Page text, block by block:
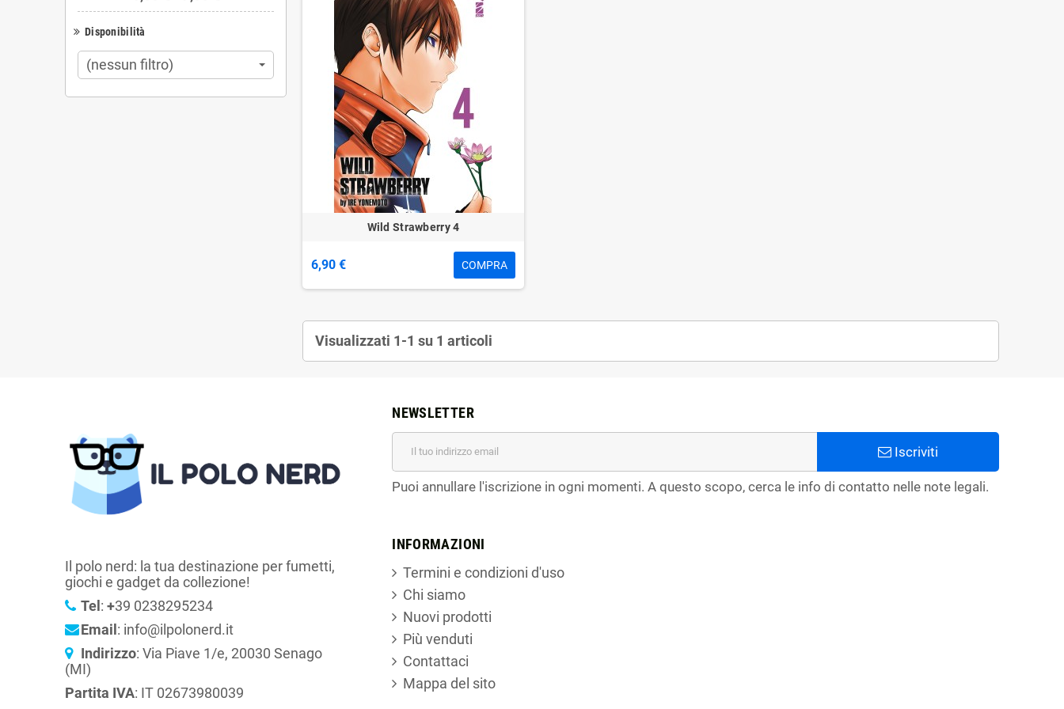
Disponibilità
(nessun filtro)
Wild Strawberry 4
6,90 € COMPRA
Visualizzati 1-1 su 1 articoli
Il polo nerd: la tua destinazione per fumetti,
giochi e gadget da collezione!
Tel: +39 0238295234
Email: info@ilpolonerd.it
Indirizzo: Via Piave 1/e, 20030 Senago
(MI)
Partita IVA: IT 02673980039
NEWSLETTER
Iscriviti
Puoi annullare l'iscrizione in ogni momenti. A questo scopo, cerca le info di contatto nelle note legali.
INFORMAZIONI
Termini e condizioni d'uso
Chi siamo
Nuovi prodotti
Più venduti
Contattaci
Mappa del sito